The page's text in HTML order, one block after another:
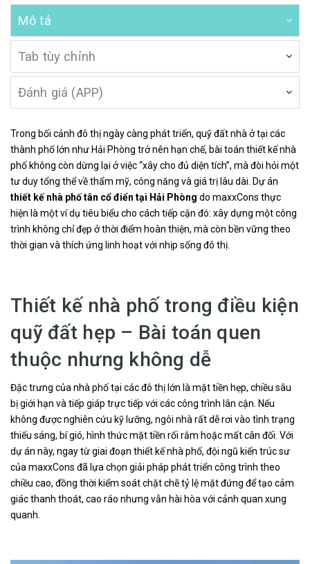
Mô tả
Tab tùy chỉnh
Đánh giá (APP)
Trong bối cảnh đô thị ngày càng phát triển, quỹ đất nhà ở tại các
thành phố lớn như Hải Phòng trở nên hạn chế, bài toán thiết kế nhà
phố không còn dừng lại ở việc “xây cho đủ diện tích”, mà đòi hỏi một
tư duy tổng thể về thẩm mỹ, công năng và giá trị lâu dài. Dự án
thiết kế nhà phố tân cổ điển tại Hải Phòng do maxxCons thực
hiện là một ví dụ tiêu biểu cho cách tiếp cận đó: xây dựng một công
trình không chỉ đẹp ở thời điểm hoàn thiện, mà còn bền vững theo
thời gian và thích ứng linh hoạt với nhịp sống đô thị.
Thiết kế nhà phố trong điều kiện
quỹ đất hẹp – Bài toán quen
thuộc nhưng không dễ
Đặc trưng của nhà phố tại các đô thị lớn là mặt tiền hẹp, chiều sâu
bị giới hạn và tiếp giáp trực tiếp với các công trình lân cận. Nếu
không được nghiên cứu kỹ lưỡng, ngôi nhà rất dễ rơi vào tình trạng
thiếu sáng, bí gió, hình thức mặt tiền rối rắm hoặc mất cân đối. Với
dự án này, ngay từ giai đoạn thiết kế nhà phố, đội ngũ kiến trúc sư
của maxxCons đã lựa chọn giải pháp phát triển công trình theo
chiều cao, đồng thời kiểm soát chặt chẽ tỷ lệ mặt đứng để tạo cảm
giác thanh thoát, cao ráo nhưng vẫn hài hòa với cảnh quan xung
quanh.